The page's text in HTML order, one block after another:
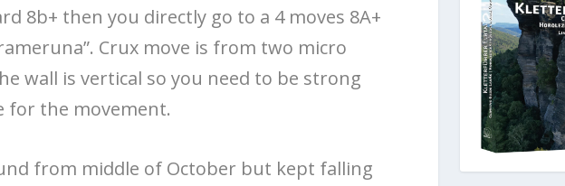
8b+ then you directly go to a 4 moves 8A+
Crux move is from two micro
wall is vertical so you need to be strong
for the movement.
from middle of October but kept falling